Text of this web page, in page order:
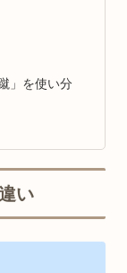
」を使い分
い